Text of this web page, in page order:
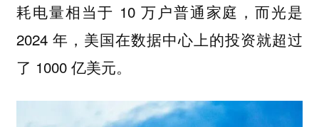
耗电量相当于 10 万户普通家庭，而光是
2024 年，美国在数据中心上的投资就超过
了 1000 亿美元。